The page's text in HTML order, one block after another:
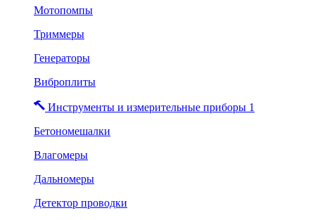
Мотопомпы
Триммеры
Генераторы
Виброплиты
Инструменты и измерительные приборы 1
Бетономешалки
Влагомеры
Дальномеры
Детектор проводки